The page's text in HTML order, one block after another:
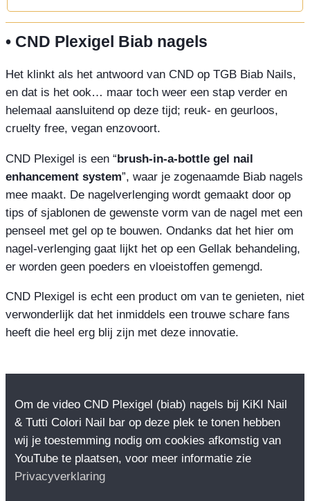
• CND Plexigel Biab nagels
Het klinkt als het antwoord van CND op TGB Biab Nails,
en dat is het ook… maar toch weer een stap verder en
helemaal aansluitend op deze tijd; reuk- en geurloos,
cruelty free, vegan enzovoort.
CND Plexigel is een “brush-in-a-bottle gel nail
enhancement system”, waar je zogenaamde Biab nagels
mee maakt. De nagelverlenging wordt gemaakt door op
tips of sjablonen de gewenste vorm van de nagel met een
penseel met gel op te bouwen. Ondanks dat het hier om
nagel-verlenging gaat lijkt het op een Gellak behandeling,
er worden geen poeders en vloeistoffen gemengd.
CND Plexigel is echt een product om van te genieten, niet
verwonderlijk dat het inmiddels een trouwe schare fans
heeft die heel erg blij zijn met deze innovatie.
Om de video CND Plexigel (biab) nagels bij KiKI Nail
& Tutti Colori Nail bar op deze plek te tonen hebben
wij je toestemming nodig om cookies afkomstig van
YouTube te plaatsen, voor meer informatie zie
Privacyverklaring